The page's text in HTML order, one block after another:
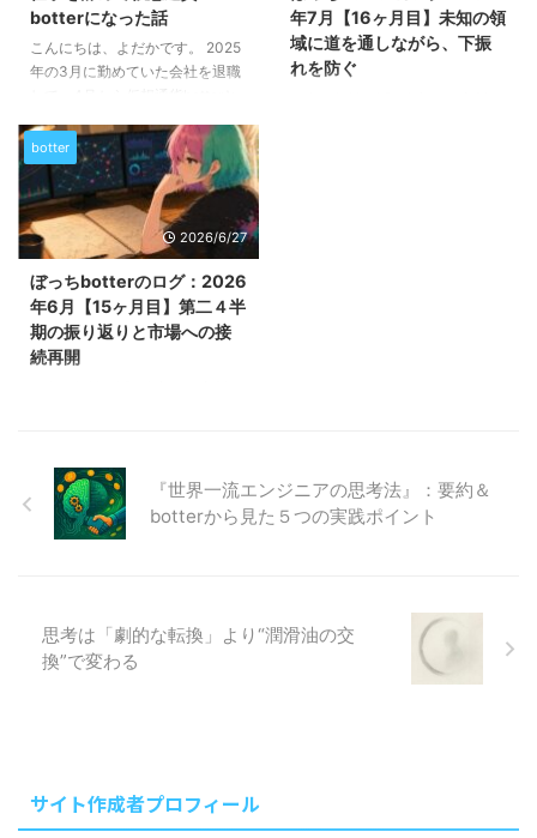
から。 選択と集中、リソース制
御 7月当初の目標のうち達成でき
たことは、大まかに分けて４つで
数通貨ペア ...
な、と。その最初の輪郭が見えた
のが、ちょうどこの11月でした。
1. 一次情報レイヤーと本気で向き
botterになった話
こんにちは、よだかです。 2025
年の3月に勤めていた会社を退職
れまでの経緯をまとめます。 な
ぜ仕事を辞めたのか なぜ仕事を
辞めたのか、理由は5つありま
す。 1. やりがいを感じられなく
なったから 仕事を始めた当初
は、やりがいを感じていました。
必要なスキルを身につけるために
がむしゃらに働き、業務外の研修
にも積極的に参加していました。
今思えば、かなり前向きに、そし
年7月【16ヶ月目】未知の領
域に道を通しながら、下振
れを防ぐ
り、 ...
botter
2026/6/27
ぼっちbotterのログ：2026
年6月【15ヶ月目】第二４半
期の振り返りと市場への接
続再開
つつ、実市場に接続再開すること
がメインタスク」みたいな感じで
した。 5月後半から読み始めた本
を残したり、はたまたトレード
botの観測部を改良したり、DeFi
系のアビトラbot開発に勤しんだ
『世界一流エンジニアの思考法』：要約＆
botterから見た５つの実践ポイント
思考は「劇的な転換」より“潤滑油の交
換”で変わる
サイト作成者プロフィール